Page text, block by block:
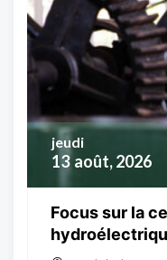
13 août, 2026
jeudi
Focus sur la